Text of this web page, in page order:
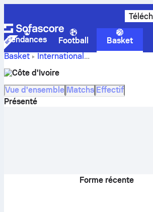
Tendances Football Basket
Basket
International
FIBA World Cup Qualification, Africa
classements, calendrier et joueurs de
Côte d'Ivoire
Vue d'ensemble Matchs Effectif
Présenté
Forme récente